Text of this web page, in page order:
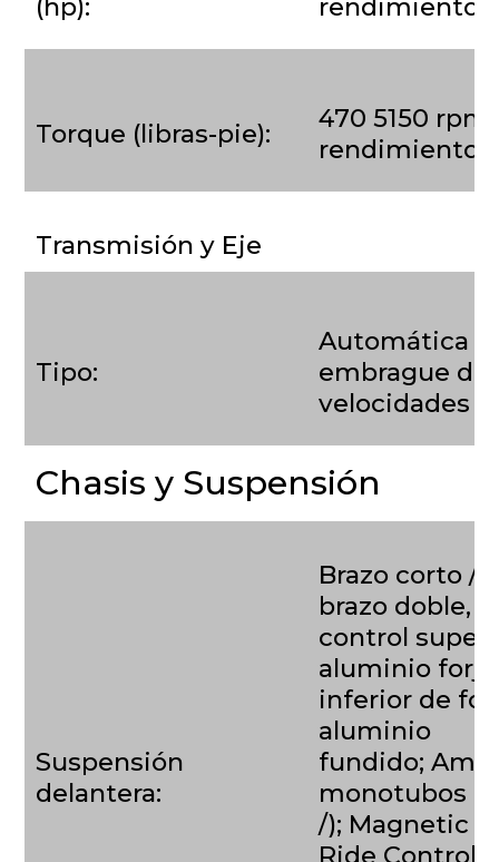
(hp): rendimiento
Torque (libras-pie):
470 5150 rpm
rendimiento
Transmisión y Eje
Tipo:
Automática
embrague de
velocidades
Chasis y Suspensión
Suspensión
delantera:
Brazo corto /
brazo doble,
control
aluminio
inferior de
aluminio
fundido;
monotubos
/); Magnetic
Ride Control